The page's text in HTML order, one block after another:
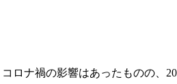
ロナ禍の影響はあったものの、